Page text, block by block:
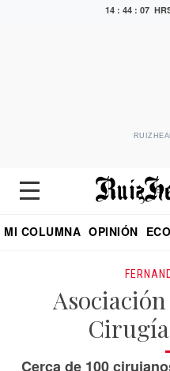
14 : 44 : 08
MI COLUMNA OPINIÓN
Cerca de 100